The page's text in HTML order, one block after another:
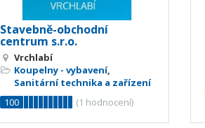
Stavebně-obchodní
centrum s.r.o.
Vrchlabí
Koupelny - vybavení,
Sanitární technika a zařízení
100
(1 hodnocení)